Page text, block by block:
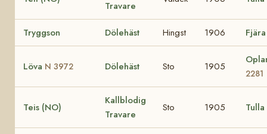
Travare
Tryggson Dölehäst Hingst 1906 Fjära
Löva N 3972 Dölehäst Sto 1905
2281
Teis (NO)
Kallblodig
Travare
Sto 1905 Tulla